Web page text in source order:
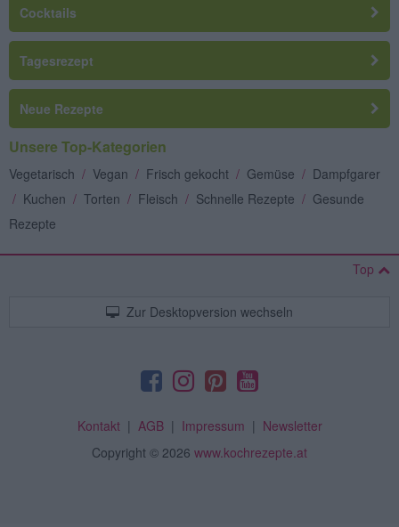
Cocktails
Tagesrezept
Neue Rezepte
Unsere Top-Kategorien
Vegetarisch / Vegan / Frisch gekocht / Gemüse / Dampfgarer
/ Kuchen / Torten / Fleisch / Schnelle Rezepte / Gesunde
Rezepte
Top
Zur Desktopversion wechseln
Kontakt| AGB| Impressum | Newsletter
Copyright © 2026 www.kochrezepte.at